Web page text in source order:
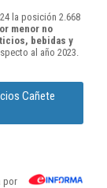
la posición 2.668
menor no
bebidas y
al año 2023.
Cañete
por